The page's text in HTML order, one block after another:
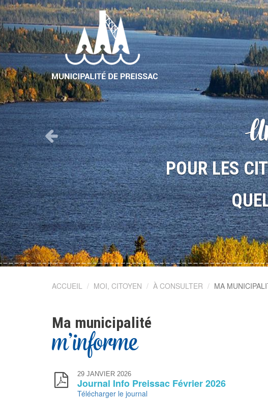
POUR LES
Previous
ACCUEIL MOI, CITOYEN À CONSULTER MA
Ma municipalité
m'informe
29 JANVIER 2026
Journal Info Preissac Février 2026
Télécharger le journal